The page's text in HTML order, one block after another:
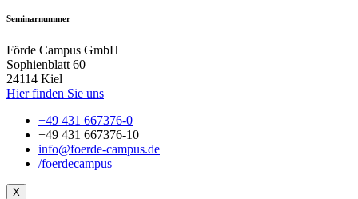
Seminarnummer
Förde Campus GmbH
Sophienblatt 60
24114 Kiel
Hier finden Sie uns
+49 431 667376-0
+49 431 667376-10
info@foerde-campus.de
/foerdecampus
X